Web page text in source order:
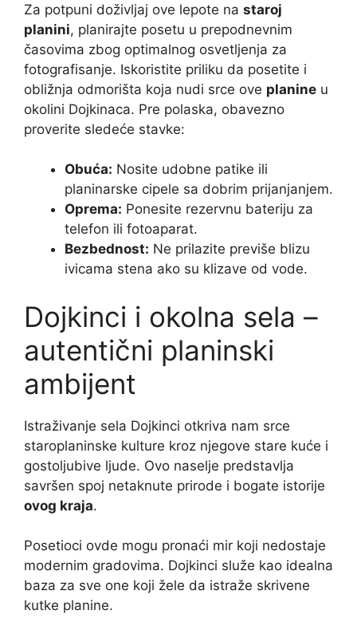
Za potpuni doživljaj ove lepote na staroj
planini, planirajte posetu u prepodnevnim
časovima zbog optimalnog osvetljenja za
fotografisanje. Iskoristite priliku da posetite i
obližnja odmorišta koja nudi srce ove planine u
okolini Dojkinaca. Pre polaska, obavezno
proverite sledeće stavke:
Obuća: Nosite udobne patike ili
planinarske cipele sa dobrim prijanjanjem.
Oprema: Ponesite rezervnu bateriju za
telefon ili fotoaparat.
Bezbednost: Ne prilazite previše blizu
ivicama stena ako su klizave od vode.
Dojkinci i okolna sela –
autentični planinski
ambijent
Istraživanje sela Dojkinci otkriva nam srce
staroplaninske kulture kroz njegove stare kuće i
gostoljubive ljude. Ovo naselje predstavlja
savršen spoj netaknute prirode i bogate istorije
ovog kraja.
Posetioci ovde mogu pronaći mir koji nedostaje
modernim gradovima. Dojkinci služe kao idealna
baza za sve one koji žele da istraže skrivene
kutke planine.